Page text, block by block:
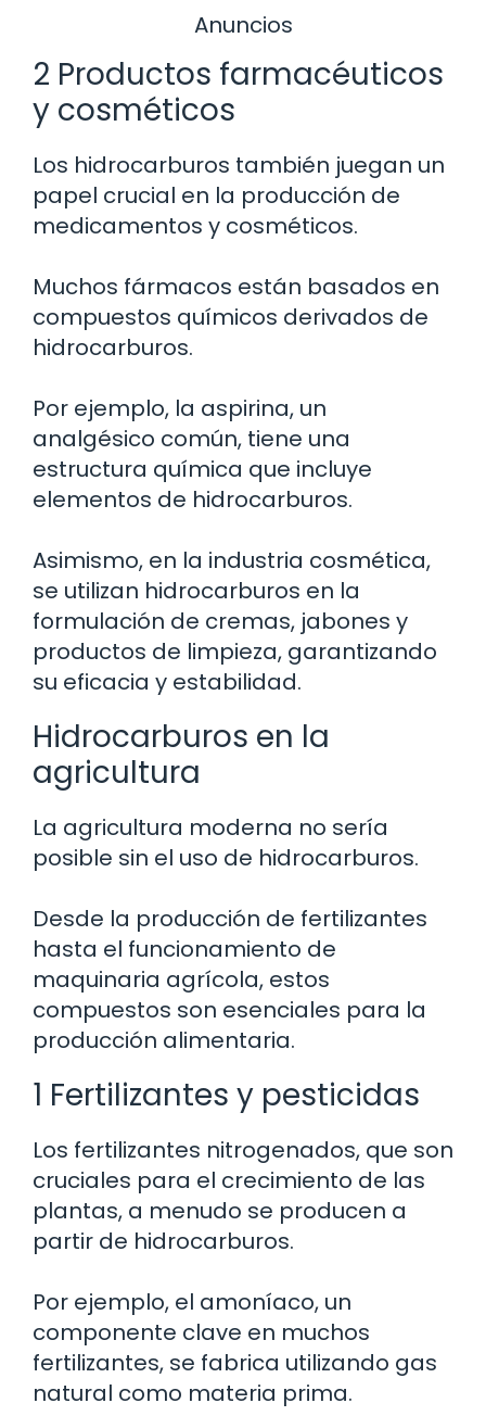
Anuncios
2 Productos farmacéuticos
y cosméticos
Los hidrocarburos también juegan un
papel crucial en la producción de
medicamentos y cosméticos.
Muchos fármacos están basados en
compuestos químicos derivados de
hidrocarburos.
Por ejemplo, la aspirina, un
analgésico común, tiene una
estructura química que incluye
elementos de hidrocarburos.
Asimismo, en la industria cosmética,
se utilizan hidrocarburos en la
formulación de cremas, jabones y
productos de limpieza, garantizando
su eficacia y estabilidad.
Hidrocarburos en la
agricultura
La agricultura moderna no sería
posible sin el uso de hidrocarburos.
Desde la producción de fertilizantes
hasta el funcionamiento de
maquinaria agrícola, estos
compuestos son esenciales para la
producción alimentaria.
1 Fertilizantes y pesticidas
Los fertilizantes nitrogenados, que son
cruciales para el crecimiento de las
plantas, a menudo se producen a
partir de hidrocarburos.
Por ejemplo, el amoníaco, un
componente clave en muchos
fertilizantes, se fabrica utilizando gas
natural como materia prima.